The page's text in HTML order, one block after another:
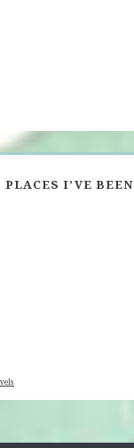
PLACES I’VE BEEN